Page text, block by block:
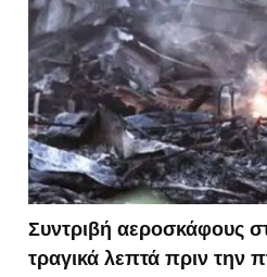
Συντριβή αεροσκάφους
τραγικά λεπτά πριν την